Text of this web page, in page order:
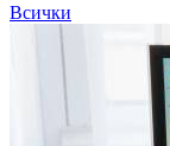
Всички